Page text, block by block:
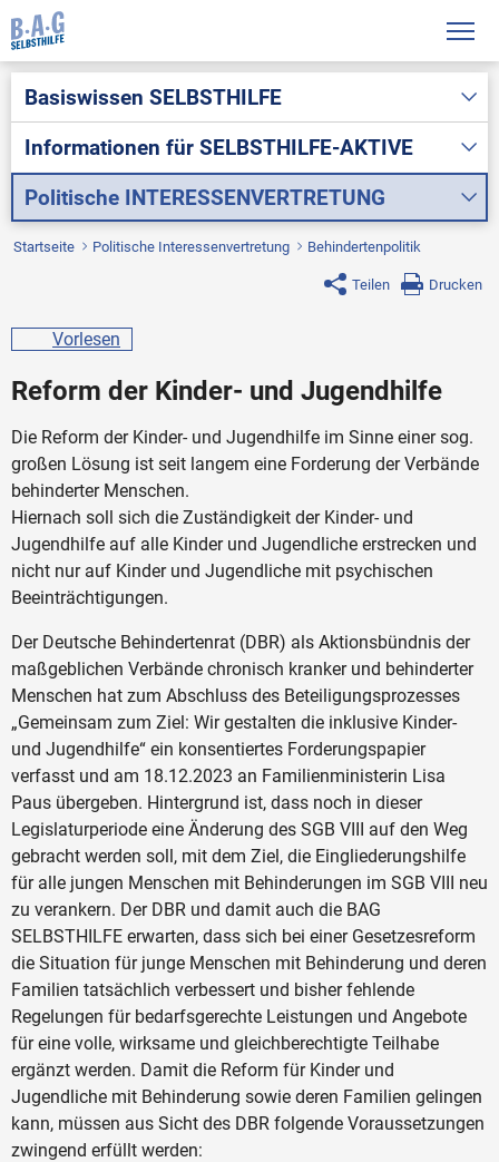
Basiswissen SELBSTHILFE
Informationen für SELBSTHILFE-AKTIVE
Politische INTERESSENVERTRETUNG
Startseite Politische Interessenvertretung Behindertenpolitik
Teilen Drucken
Vorlesen
Reform der Kinder- und Jugendhilfe
Die Reform der Kinder- und Jugendhilfe im Sinne einer sog.
großen Lösung ist seit langem eine Forderung der Verbände
behinderter Menschen.
Hiernach soll sich die Zuständigkeit der Kinder- und
Jugendhilfe auf alle Kinder und Jugendliche erstrecken und
nicht nur auf Kinder und Jugendliche mit psychischen
Beeinträchtigungen.
Der Deutsche Behindertenrat (DBR) als Aktionsbündnis der
maßgeblichen Verbände chronisch kranker und behinderter
Menschen hat zum Abschluss des Beteiligungsprozesses
„Gemeinsam zum Ziel: Wir gestalten die inklusive Kinder-
und Jugendhilfe“ ein konsentiertes Forderungspapier
verfasst und am 18.12.2023 an Familienministerin Lisa
Paus übergeben. Hintergrund ist, dass noch in dieser
Legislaturperiode eine Änderung des SGB VIII auf den Weg
gebracht werden soll, mit dem Ziel, die Eingliederungshilfe
für alle jungen Menschen mit Behinderungen im SGB VIII neu
zu verankern. Der DBR und damit auch die BAG
SELBSTHILFE erwarten, dass sich bei einer Gesetzesreform
die Situation für junge Menschen mit Behinderung und deren
Familien tatsächlich verbessert und bisher fehlende
Regelungen für bedarfsgerechte Leistungen und Angebote
für eine volle, wirksame und gleichberechtigte Teilhabe
ergänzt werden. Damit die Reform für Kinder und
Jugendliche mit Behinderung sowie deren Familien gelingen
kann, müssen aus Sicht des DBR folgende Voraussetzungen
zwingend erfüllt werden: